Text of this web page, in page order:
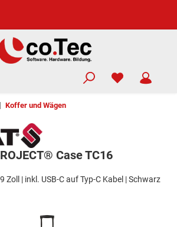
| Koffer und Wägen
Case TC16
Zoll | inkl. USB-C auf Typ-C Kabel | Schwarz